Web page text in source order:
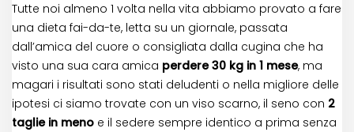
Tutte noi almeno 1 volta nella vita abbiamo provato a fare
una dieta fai-da-te, letta su un giornale, passata
dall’amica del cuore o consigliata dalla cugina che ha
visto una sua cara amica perdere 30 kg in 1 mese, ma
magari i risultati sono stati deludenti o nella migliore delle
ipotesi ci siamo trovate con un viso scarno, il seno con 2
taglie in meno e il sedere sempre identico a prima senza